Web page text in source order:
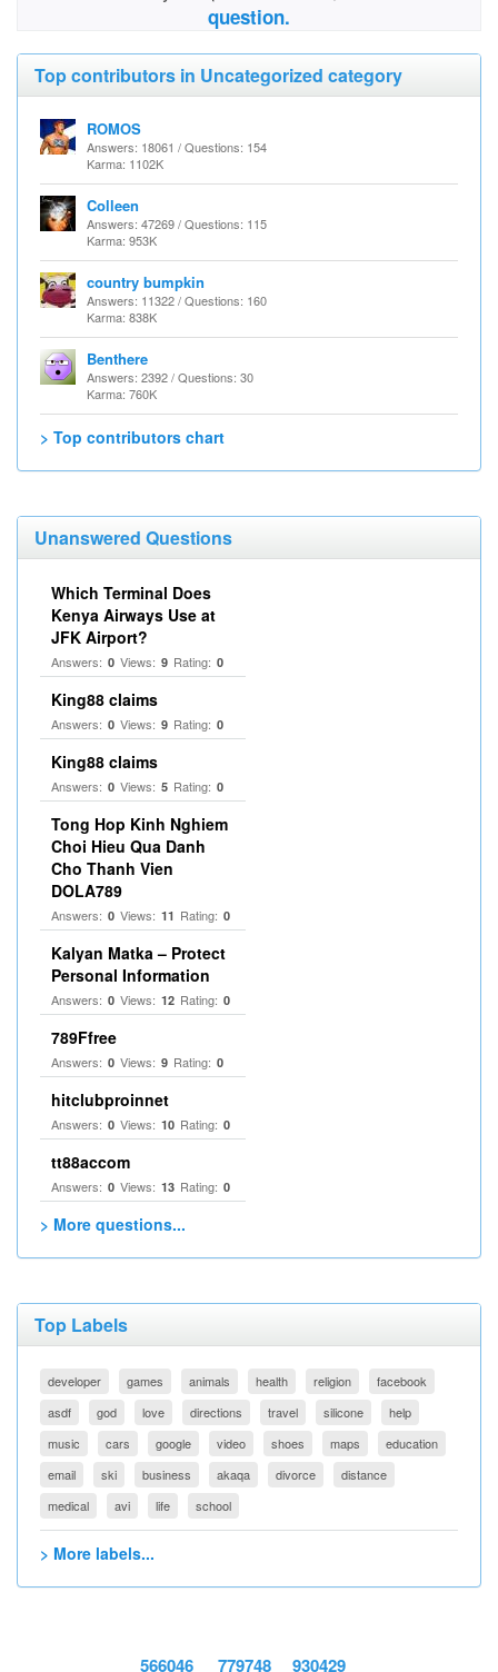
question.
Top contributors in Uncategorized category
ROMOS
Answers: 18061 / Questions: 154
Karma: 1102K
Colleen
Answers: 47269 / Questions: 115
Karma: 953K
country bumpkin
Answers: 11322 / Questions: 160
Karma: 838K
Benthere
Answers: 2392 / Questions: 30
Karma: 760K
> Top contributors chart
Unanswered Questions
Which Terminal Does
Kenya Airways Use at
JFK Airport?
Answers: 0 Views: 9 Rating: 0
King88 claims
Answers: 0 Views: 9 Rating: 0
King88 claims
Answers: 0 Views: 5 Rating: 0
Tong Hop Kinh Nghiem
Choi Hieu Qua Danh
Cho Thanh Vien
DOLA789
Answers: 0 Views: 11 Rating: 0
Kalyan Matka – Protect
Personal Information
Answers: 0 Views: 12 Rating: 0
789Ffree
Answers: 0 Views: 9 Rating: 0
hitclubproinnet
Answers: 0 Views: 10 Rating: 0
tt88accom
Answers: 0 Views: 13 Rating: 0
> More questions...
Top Labels
developer games animals health religion
facebook
asdf
god love directions travel silicone
help
music
cars google video shoes maps
education
email
ski business akaqa divorce
distance
medical
avi life school
> More labels...
566046 779748 930429